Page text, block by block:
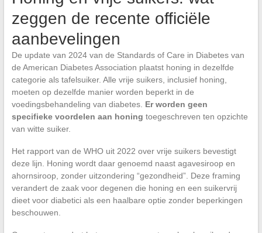
zeggen de recente officiële
aanbevelingen
De update van 2024 van de Standards of Care in Diabetes van
de American Diabetes Association plaatst honing in dezelfde
categorie als tafelsuiker. Alle vrije suikers, inclusief honing,
moeten op dezelfde manier worden beperkt in de
voedingsbehandeling van diabetes. Er worden geen
specifieke voordelen aan honing toegeschreven ten opzichte
van witte suiker.
Het rapport van de WHO uit 2022 over vrije suikers bevestigt
deze lijn. Honing wordt daar genoemd naast agavesiroop en
ahornsiroop, zonder uitzondering “gezondheid”. Deze framing
verandert de zaak voor degenen die honing en een suikervrij
dieet voor diabetici als een haalbare optie zonder beperkingen
beschouwen.